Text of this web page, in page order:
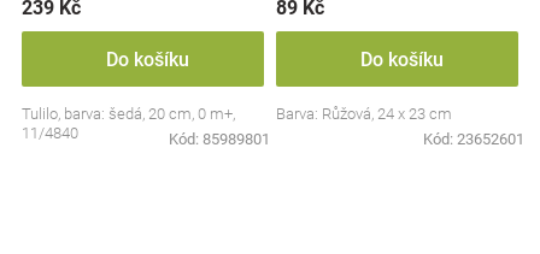
239 Kč
Do košíku
Tulilo, barva: šedá, 20 cm, 0 m+,
11/4840
Kód: 85989801
89 Kč
Do košíku
Barva: Růžová, 24 x 23 cm
Kód: 23652601